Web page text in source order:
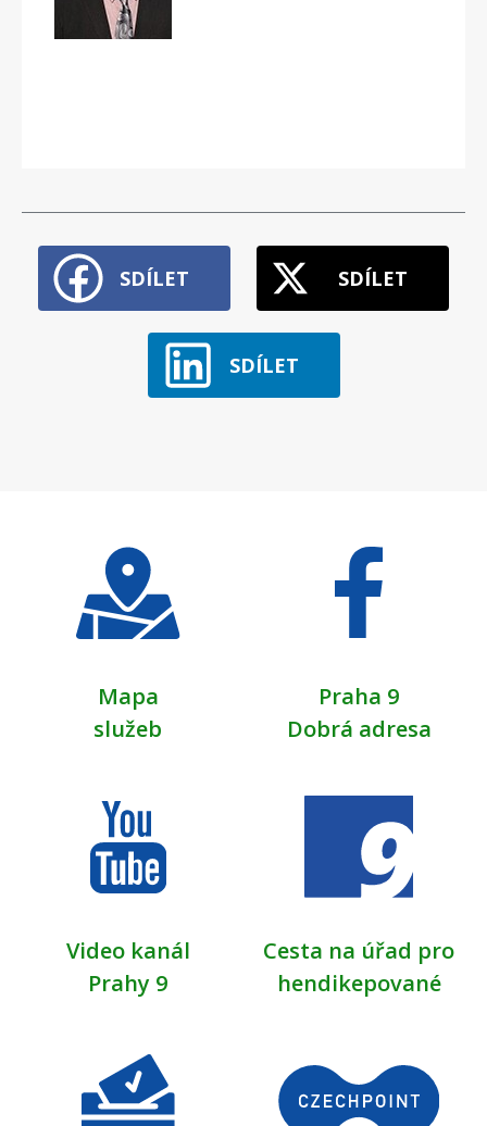
SDÍLET SDÍLET
SDÍLET
Mapa
služeb
Praha 9
Dobrá adresa
Video kanál
Prahy 9
Cesta na úřad pro
hendikepované